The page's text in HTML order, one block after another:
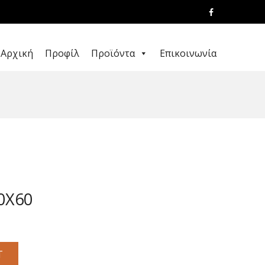
Αρχική Προφίλ Προϊόντα Επικοινωνία